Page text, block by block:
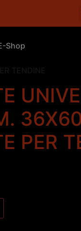
Shop
TENDINE
PER